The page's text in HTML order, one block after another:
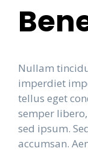
Nullam
imperdiet
tellus eget
semper
sed ipsum.
accumsan.